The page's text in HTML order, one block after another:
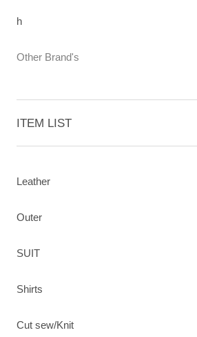
h
Other Brand's
ITEM LIST
Leather
Outer
SUIT
Shirts
Cut sew/Knit